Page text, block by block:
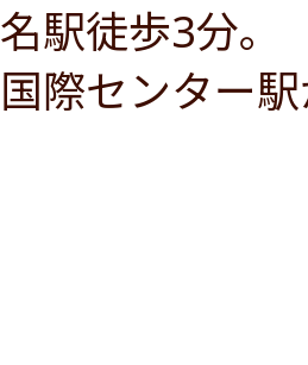
名駅徒歩3分。
国際センター